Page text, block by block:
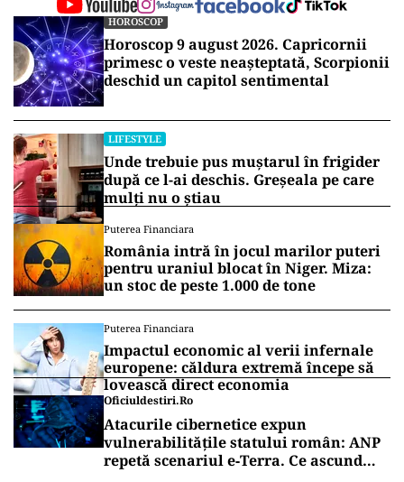
HOROSCOP
Horoscop 9 august 2026. Capricornii
primesc o veste neașteptată, Scorpionii
deschid un capitol sentimental
LIFESTYLE
Unde trebuie pus muștarul în frigider
după ce l-ai deschis. Greșeala pe care
mulți nu o știau
Puterea Financiara
România intră în jocul marilor puteri
pentru uraniul blocat în Niger. Miza:
un stoc de peste 1.000 de tone
Puterea Financiara
Impactul economic al verii infernale
europene: căldura extremă începe să
lovească direct economia
Oficiuldestiri.ro
Atacurile cibernetice expun
vulnerabilitățile statului român: ANP
repetă scenariul e‑Terra. Ce ascund